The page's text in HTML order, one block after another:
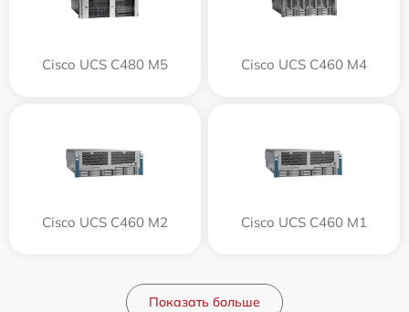
Cisco UCS C480 M5 Cisco UCS C460 M4
Cisco UCS C460 M2 Cisco UCS C460 M1
Показать больше